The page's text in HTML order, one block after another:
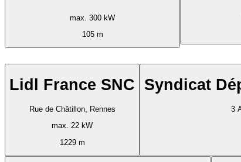
max. 300 kW
105 m
Lidl France SNC
Rue de Châtillon, Rennes
max. 22 kW
1229 m
Syndicat
3